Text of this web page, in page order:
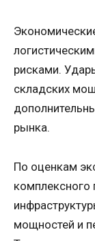
рисками.
складских
рынка.
По оценкам
комплексного
мощностей и